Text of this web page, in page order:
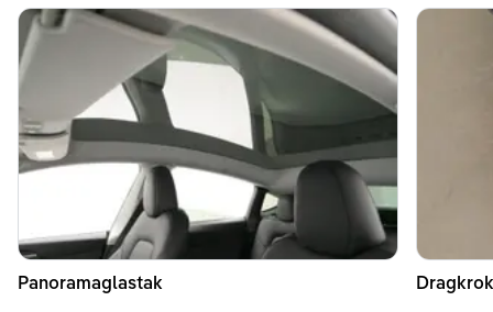
Panoramaglastak